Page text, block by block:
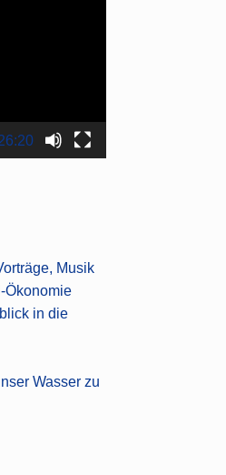
Musik
Ökonomie
in die
Wasser zu